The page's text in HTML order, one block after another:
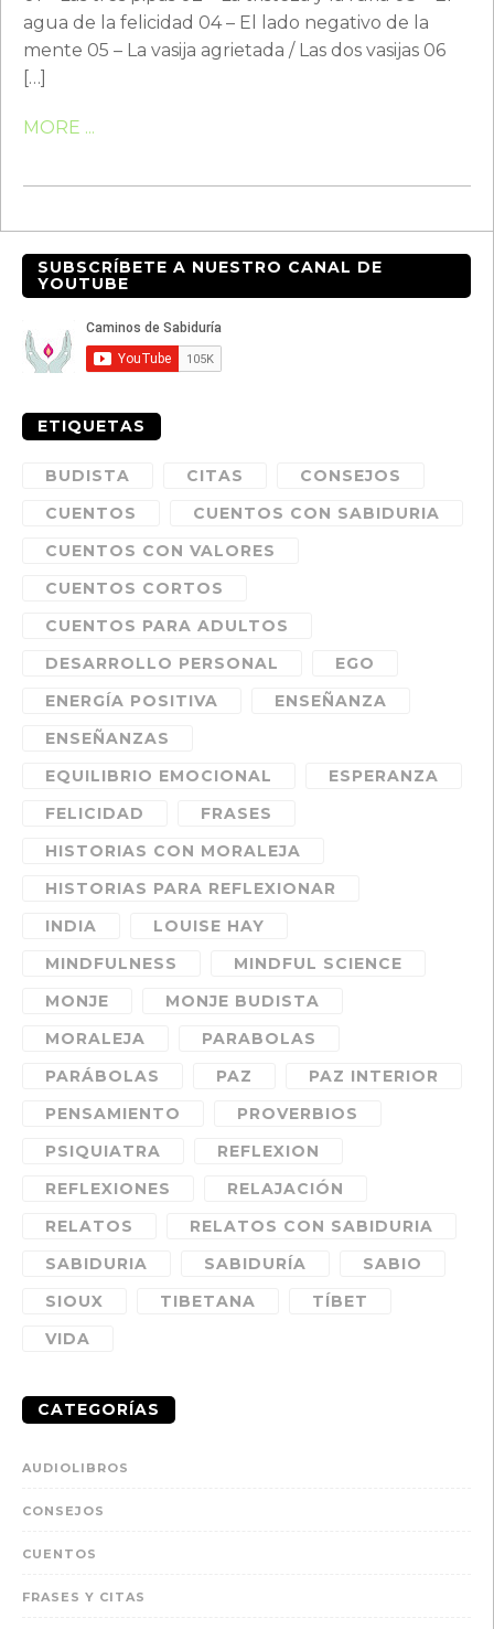
agua de la felicidad 04 – El lado negativo de la
mente 05 – La vasija agrietada / Las dos vasijas 06
[…]
MORE ...
SUBSCRÍBETE A NUESTRO CANAL DE
YOUTUBE
ETIQUETAS
BUDISTA CITAS
CONSEJOS
CUENTOS
CUENTOS CON SABIDURIA
CUENTOS CON VALORES
CUENTOS CORTOS
CUENTOS PARA ADULTOS
DESARROLLO PERSONAL
EGO
ENERGÍA POSITIVA
ENSEÑANZA
ENSEÑANZAS
EQUILIBRIO EMOCIONAL
ESPERANZA
FELICIDAD
FRASES
HISTORIAS CON MORALEJA
HISTORIAS PARA REFLEXIONAR
INDIA
LOUISE HAY
MINDFULNESS
MINDFUL SCIENCE
MONJE
MONJE BUDISTA
MORALEJA
PARABOLAS
PARÁBOLAS
PAZ
PAZ INTERIOR
PENSAMIENTO
PROVERBIOS
PSIQUIATRA
REFLEXION
REFLEXIONES
RELAJACIÓN
RELATOS
RELATOS CON SABIDURIA
SABIDURIA
SABIDURÍA
SABIO
SIOUX
TIBETANA
TÍBET
VIDA
CATEGORÍAS
AUDIOLIBROS
CONSEJOS
CUENTOS
FRASES Y CITAS